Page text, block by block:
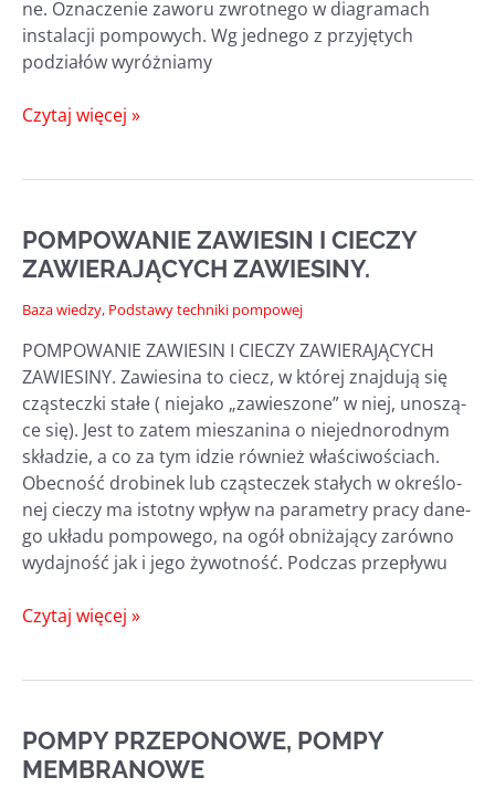
ne. Ozna­cze­nie zawo­ru zwrot­ne­go w dia­gra­mach
insta­la­cji pom­po­wych. Wg jed­ne­go z przy­ję­tych
podzia­łów wyróżniamy
ZAWORY
Czytaj więcej »
POMPOWANIE ZAWIESIN I CIECZY
ZAWIERAJĄCYCH ZAWIESINY.
Baza wiedzy, Podstawy techniki pompowej
POMPOWANIE ZAWIESIN I CIECZY ZAWIERAJĄCYCH
ZAWIESINY. Zawie­si­na to ciecz, w któ­rej znaj­du­ją się
czą­stecz­ki sta­łe ( nie­ja­ko „zawie­szo­ne” w niej, uno­szą­
ce się). Jest to zatem mie­sza­ni­na o nie­jed­no­rod­nym
skła­dzie, a co za tym idzie rów­nież wła­ści­wo­ściach.
Obec­ność dro­bi­nek lub czą­ste­czek sta­łych w okre­ślo­
nej cie­czy ma istot­ny wpływ na para­me­try pra­cy dane­
go ukła­du pom­po­we­go, na ogół obni­ża­ją­cy zarów­no
wydaj­ność jak i jego żywot­ność. Pod­czas przepływu
POMPOWANIE
Czytaj więcej »
POMPY PRZEPONOWE, POMPY
MEMBRANOWE